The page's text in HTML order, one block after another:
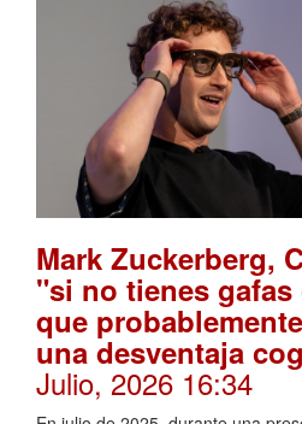
Mark Zuckerberg,
"si no tienes
que
una desventaja
Julio, 2026 16:34